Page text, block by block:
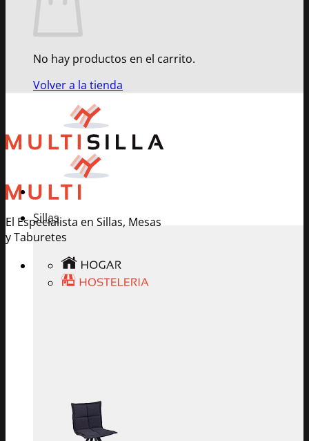
No hay productos en el carrito.
Volver a la tienda
El Especialista en Sillas, Mesas
y Taburetes
Sillas